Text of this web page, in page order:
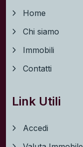
Home
Chi siamo
Immobili
Contatti
Link Utili
Accedi